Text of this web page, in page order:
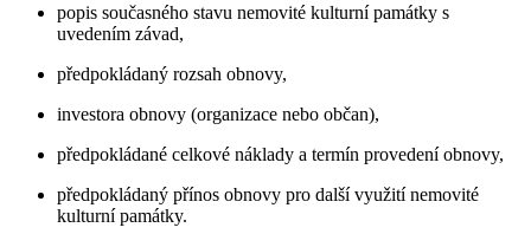
popis současného stavu nemovité kulturní památky s
uvedením závad,
předpokládaný rozsah obnovy,
investora obnovy (organizace nebo občan),
předpokládané celkové náklady a termín provedení obnovy,
předpokládaný přínos obnovy pro další využití nemovité
kulturní památky.